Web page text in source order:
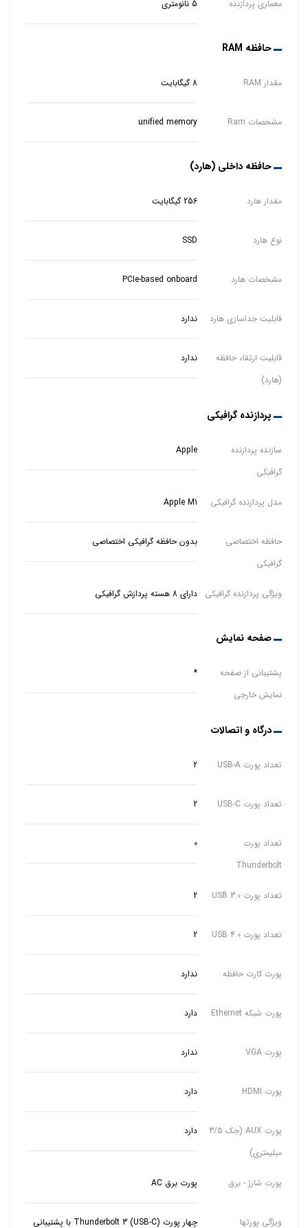
معماری پردازنده 5 نانومتری
حافظه RAM
مقدار RAM 8 گیگابایت
مشخصات Ram unified memory
حافظه داخلی (هارد)
مقدار هارد 256 گیگابایت
نوع هارد SSD
مشخصات هارد PCIe-based onboard
قابلیت جداسازی هارد ندارد
قابلیت ارتقاء حافظه
(هارد)
ندارد
پردازنده گرافیکی
سازنده پردازنده
گرافیکی
Apple
مدل پردازنده گرافیکی Apple M1
حافظه اختصاصی
گرافیکی
بدون حافظه گرافیکی اختصاصی
ویژگی پردازنده گرافیکی دارای 8 هسته پردازش گرافیکی
صفحه نمایش
پشتیبانی از صفحه
نمایش خارجی
*
درگاه و اتصالات
تعداد پورت USB-A 2
تعداد پورت USB-C 2
تعداد پورت
Thunderbolt
0
تعداد پورت USB 3.0 2
تعداد پورت USB 4.0 2
پورت کارت حافظه ندارد
پورت شبکه Ethernet دارد
پورت VGA ندارد
پورت HDMI دارد
پورت AUX (جک 3/5
میلیمتری)
دارد
پورت شارژ - برق پورت برق AC
ویژگی پورتها
چهار پورت Thunderbolt 3 (USB-C) با پشتیبانی